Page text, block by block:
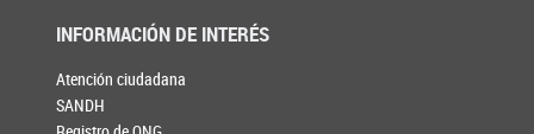
INFORMACIÓN DE INTERÉS
Atención ciudadana
SANDH